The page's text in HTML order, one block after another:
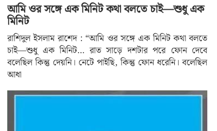
আমি ওর সঙ্গে এক মিনিট কথা বলতে চাই—শুধু এক
মিনিট
রাশিদুল ইসলাম রাশেদ : “আমি ওর সঙ্গে এক মিনিট কথা বলতে
চাই—শুধু এক মিনিট… রাত সাড়ে দশটার পরে ফোন দেবে
বলেছিল কিন্তু দেয়নি। নেটে পাইছি, কিন্তু ফোন ধরেনি। বলেছিল
আধা